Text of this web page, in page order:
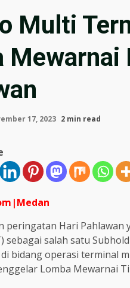
Multi
17, 2023 2 min read
peringatan Hari Pahlawan
sebagai salah satu
bidang operasi terminal
Lomba Mewarnai